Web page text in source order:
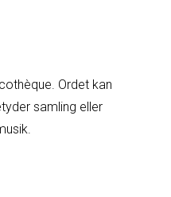
Ordet kan
samling eller